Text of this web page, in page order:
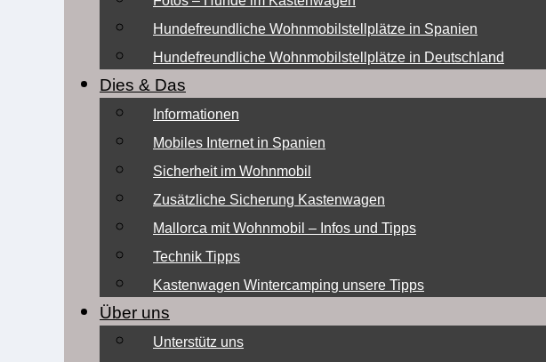
Hundefreundliche Wohnmobilstellplätze in Spanien
Hundefreundliche Wohnmobilstellplätze in Deutschland
Dies & Das
Informationen
Mobiles Internet in Spanien
Sicherheit im Wohnmobil
Zusätzliche Sicherung Kastenwagen
Mallorca mit Wohnmobil – Infos und Tipps
Technik Tipps
Kastenwagen Wintercamping unsere Tipps
Über uns
Unterstütz uns